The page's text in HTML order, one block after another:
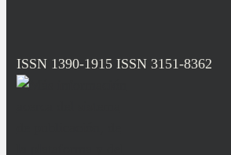
ISSN 1390-1915 ISSN 3151-8362